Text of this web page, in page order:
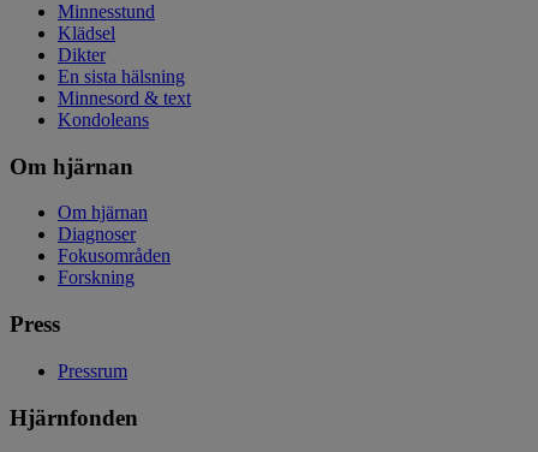
Minnesstund
Klädsel
Dikter
En sista hälsning
Minnesord & text
Kondoleans
Om hjärnan
Om hjärnan
Diagnoser
Fokusområden
Forskning
Press
Pressrum
Hjärnfonden